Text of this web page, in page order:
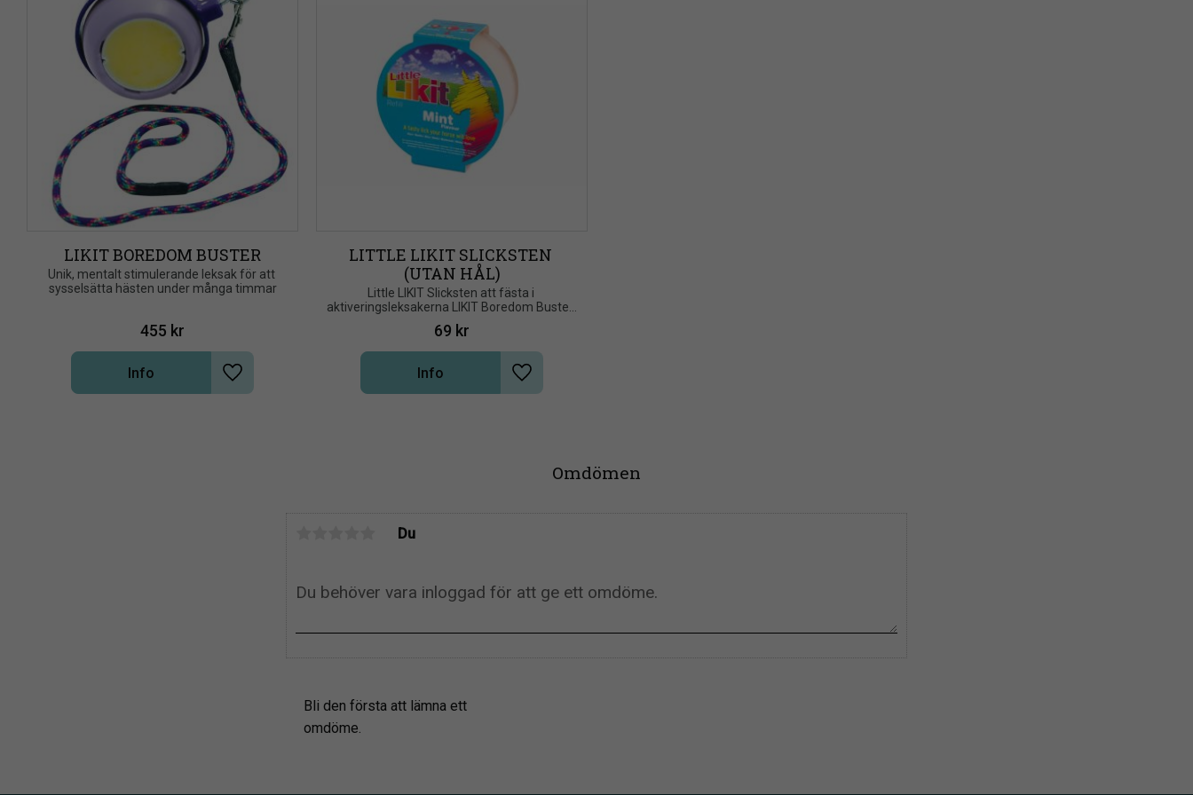
Omdömen
Du
Bli den första att lämna ett
omdöme.
LIKIT BOREDOM BUSTER
​Unik, mentalt stimulerande leksak för att
sysselsätta hästen under många timmar
455 kr
Lägg till i önskelista
Info
LITTLE LIKIT SLICKSTEN
(UTAN HÅL)
​Little LIKIT Slicksten att fästa i
aktiveringsleksakerna LIKIT Boredom Buster,
Boredom Breaker eller Tongue Twister
69 kr
Lägg till i önskelista
Info